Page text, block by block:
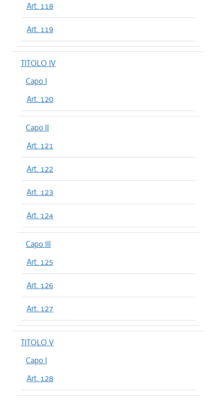
Art. 118
Art. 119
TITOLO IV
Capo I
Art. 120
Capo II
Art. 121
Art. 122
Art. 123
Art. 124
Capo III
Art. 125
Art. 126
Art. 127
TITOLO V
Capo I
Art. 128